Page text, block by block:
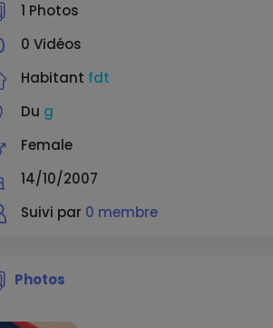
1 Photos
0 Vidéos
Habitant fdt
Du g
Female
14/10/2007
Suivi par 0 membre
Photos